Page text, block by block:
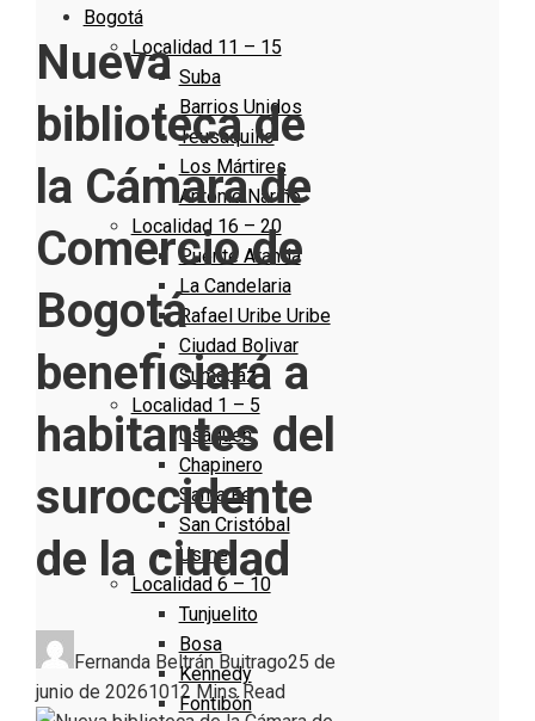
Bogotá
Localidad 11 – 15
Suba
Barrios Unidos
Teusaquillo
Los Mártires
Antonio Nariño
Localidad 16 – 20
Puente Aranda
La Candelaria
Rafael Uribe Uribe
Ciudad Bolivar
Sumapaz
Localidad 1 – 5
Usaquen
Chapinero
Santa Fe
San Cristóbal
Usme
Localidad 6 – 10
Tunjuelito
Bosa
Kennedy
Fontibón
Nueva
biblioteca de
la Cámara de
Comercio de
Bogotá
beneficiará a
habitantes del
suroccidente
de la ciudad
Fernanda Beltrán Buitrago25 de
junio de 20261012 Mins Read